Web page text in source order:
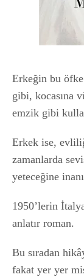
Erkeğin bu
gibi, kocasına
emzik gibi
Erkek ise,
zamanlarda
yeteceğine
1950’lerin
anlatır roman.
Bu sıradan
fakat yer yer